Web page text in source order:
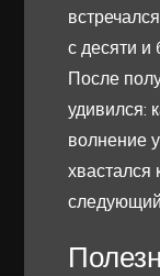
с десяти и
После
удивился:
волнение
хвастался